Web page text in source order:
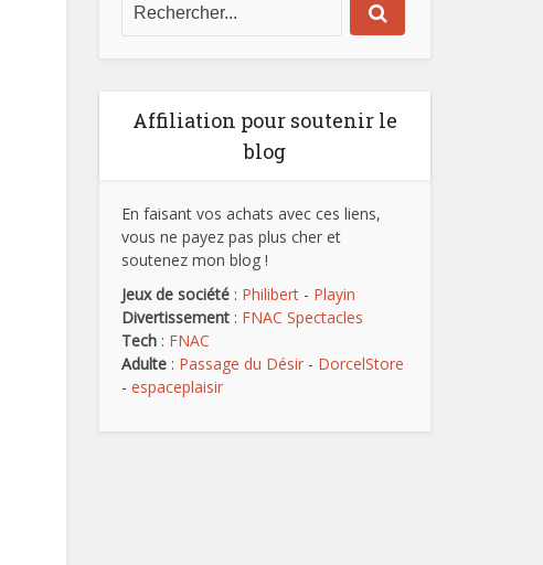
Affiliation pour soutenir le
blog
En faisant vos achats avec ces liens,
vous ne payez pas plus cher et
soutenez mon blog !
Jeux de société : Philibert - Playin
Divertissement : FNAC Spectacles
Tech : FNAC
Adulte : Passage du Désir - DorcelStore
- espaceplaisir